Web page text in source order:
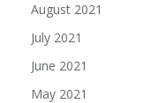
August 2021
July 2021
June 2021
May 2021